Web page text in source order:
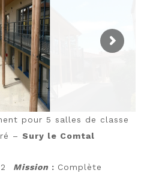
pour 5 salles de classe
– Sury le Comtal
Mission : Complète